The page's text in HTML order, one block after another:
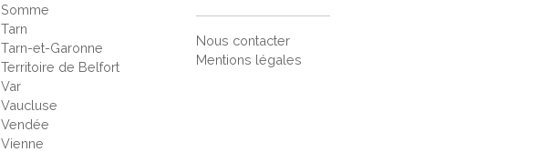
Somme
Tarn
Tarn-et-Garonne
Territoire de Belfort
Var
Vaucluse
Vendée
Vienne
Nous contacter
Mentions légales